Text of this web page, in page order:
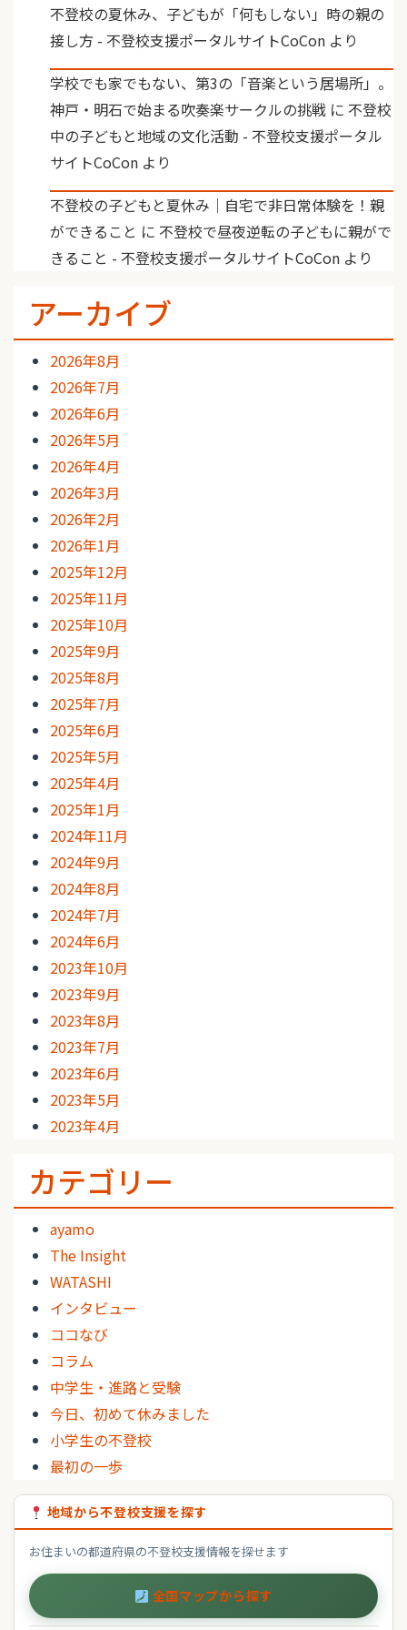
不登校の夏休み、子どもが「何もしない」時の親の
接し方 - 不登校支援ポータルサイトCoCon より
学校でも家でもない、第3の「音楽という居場所」。
神戸・明石で始まる吹奏楽サークルの挑戦 に 不登校
中の子どもと地域の文化活動 - 不登校支援ポータル
サイトCoCon より
不登校の子どもと夏休み｜自宅で非日常体験を！親
ができること に 不登校で昼夜逆転の子どもに親がで
きること - 不登校支援ポータルサイトCoCon より
アーカイブ
2026年8月
2026年7月
2026年6月
2026年5月
2026年4月
2026年3月
2026年2月
2026年1月
2025年12月
2025年11月
2025年10月
2025年9月
2025年8月
2025年7月
2025年6月
2025年5月
2025年4月
2025年1月
2024年11月
2024年9月
2024年8月
2024年7月
2024年6月
2023年10月
2023年9月
2023年8月
2023年7月
2023年6月
2023年5月
2023年4月
カテゴリー
ayamo
The Insight
WATASHI
インタビュー
ココなび
コラム
中学生・進路と受験
今日、初めて休みました
小学生の不登校
最初の一歩
地域から不登校支援を探す
お住まいの都道府県の不登校支援情報を探せます
全国マップから探す